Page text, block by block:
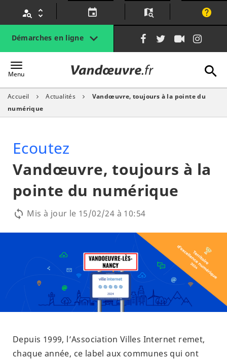
Gestion des traceurs
Démarches en ligne
Lien
vers
le
compte
Facebook
Lien
vers
Twitter
Lien
vers
chaîne
Youtube
vers
le
Menu Vandœuvre.fr
Accueil Actualités
Vandœuvre, toujours à la pointe du
numérique
Ecoutez
Vandœuvre, toujours à la
pointe du numérique
loop Mis à jour le 15/02/24 à 10:54
Depuis 1999, l’Association Villes Internet remet,
chaque année, ce label aux communes qui ont